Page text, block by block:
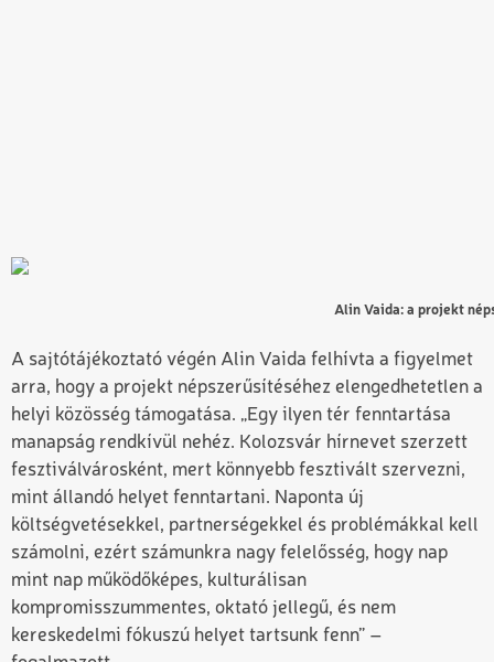
Alin Vaida: a projekt
A sajtótájékoztató végén Alin Vaida felhívta a figyelmet
arra, hogy a projekt népszerűsítéséhez elengedhetetlen a
helyi közösség támogatása. „Egy ilyen tér fenntartása
manapság rendkívül nehéz. Kolozsvár hírnevet szerzett
fesztiválvárosként, mert könnyebb fesztivált szervezni,
mint állandó helyet fenntartani. Naponta új
költségvetésekkel, partnerségekkel és problémákkal kell
számolni, ezért számunkra nagy felelősség, hogy nap
mint nap működőképes, kulturálisan
kompromisszummentes, oktató jellegű, és nem
kereskedelmi fókuszú helyet tartsunk fenn” –